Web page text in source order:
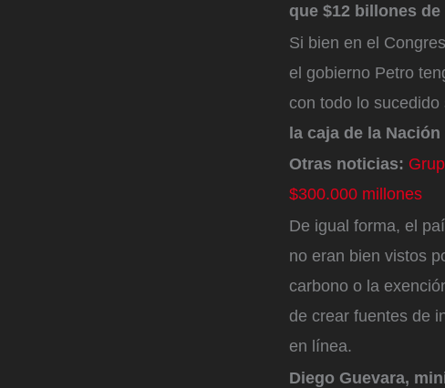
que $12 billones
Si bien en el
el gobierno Petro
con todo lo
la caja de la
Otras noticias:
$300.000 millones
De igual forma, el
no eran bien vistos
carbono o la
de crear fuentes de
en línea.
Diego Guevara,